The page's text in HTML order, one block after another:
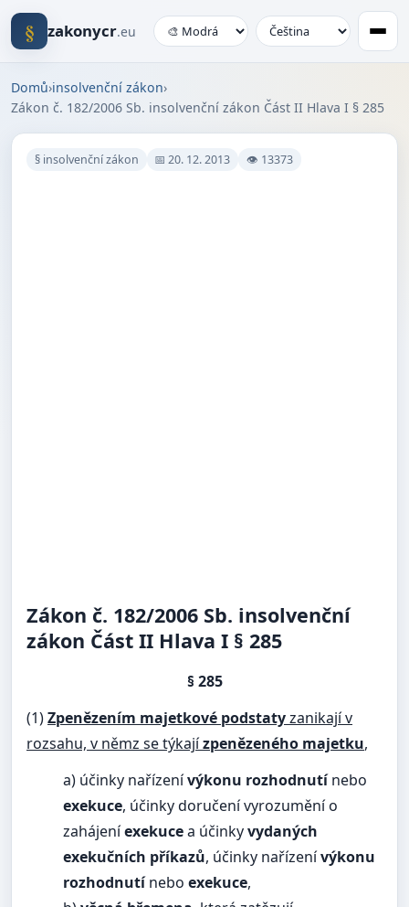
§ zakonycr.eu
Domů›insolvenční zákon›
Zákon č. 182/2006 Sb. insolvenční zákon Část II Hlava I § 285
§ insolvenční zákon 📅 20. 12. 2013 👁 13373
Zákon č. 182/2006 Sb. insolvenční
zákon Část II Hlava I § 285
§ 285
(1)Zpenězením majetkové podstatyzanikají v
rozsahu, v němz se týkajízpenězeného majetku,
a) účinky nařízenívýkonu rozhodnutínebo
exekuce, účinky doručení vyrozumění o
zahájeníexekucea účinkyvydaných
exekučních příkazů, účinky nařízenívýkonu
rozhodnutínebo exekuce,